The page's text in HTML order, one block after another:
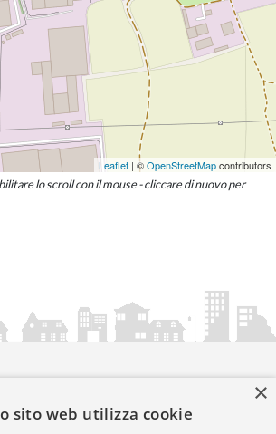
Leaflet | ©OpenStreetMapcontributors
lo scroll con il mouse - cliccare di nuovo per
è una iniziativa diartemedia.it
×
sito web utilizza cookie